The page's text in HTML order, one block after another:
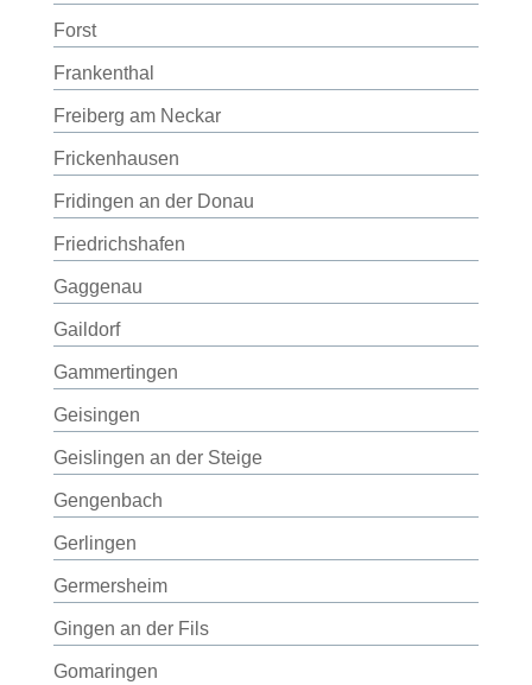
Forst
Frankenthal
Freiberg am Neckar
Frickenhausen
Fridingen an der Donau
Friedrichshafen
Gaggenau
Gaildorf
Gammertingen
Geisingen
Geislingen an der Steige
Gengenbach
Gerlingen
Germersheim
Gingen an der Fils
Gomaringen